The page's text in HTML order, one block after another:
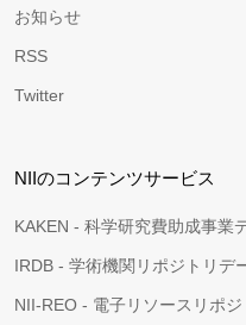
お知らせ
RSS
Twitter
NIIのコンテンツサービス
KAKEN - 科学研究費助成事業
IRDB - 学術機関リポジトリデ
NII-REO - 電子リソースリポジ